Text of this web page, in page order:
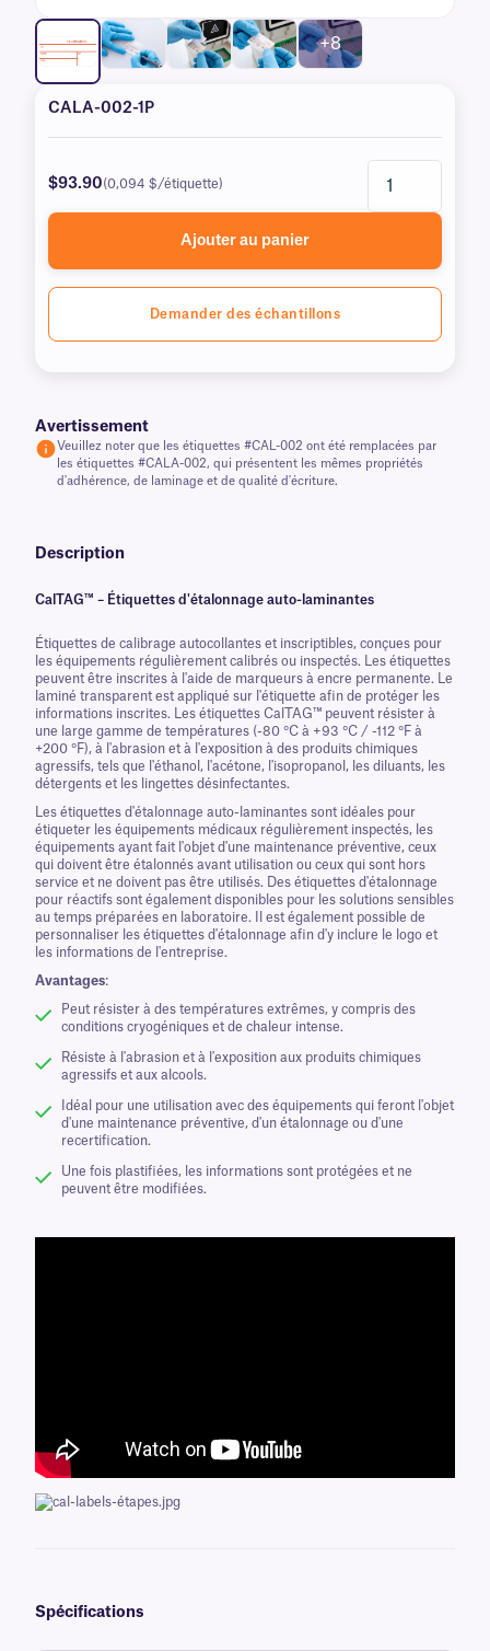
+8
CALA-002-1P
$93.90(0,094 $/étiquette)
Ajouter au panier
Demander des échantillons
Avertissement
Veuillez noter que les étiquettes #CAL-002 ont été remplacées par
les étiquettes #CALA-002, qui présentent les mêmes propriétés
d'adhérence, de laminage et de qualité d'écriture.
Description
CalTAG™ – Étiquettes d'étalonnage auto-laminantes
Étiquettes de calibrage autocollantes et inscriptibles, conçues pour
les équipements régulièrement calibrés ou inspectés. Les étiquettes
peuvent être inscrites à l'aide de marqueurs à encre permanente. Le
laminé transparent est appliqué sur l'étiquette afin de protéger les
informations inscrites. Les étiquettes CalTAG™ peuvent résister à
une large gamme de températures (-80 °C à +93 °C / -112 °F à
+200 °F), à l'abrasion et à l'exposition à des produits chimiques
agressifs, tels que l'éthanol, l'acétone, l'isopropanol, les diluants, les
détergents et les lingettes désinfectantes.
Les étiquettes d'étalonnage auto-laminantes sont idéales pour
étiqueter les équipements médicaux régulièrement inspectés, les
équipements ayant fait l'objet d'une maintenance préventive, ceux
qui doivent être étalonnés avant utilisation ou ceux qui sont hors
service et ne doivent pas être utilisés. Des étiquettes d'étalonnage
pour réactifs sont également disponibles pour les solutions sensibles
au temps préparées en laboratoire. Il est également possible de
personnaliser les étiquettes d'étalonnage afin d'y inclure le logo et
les informations de l'entreprise.
Avantages:
Peut résister à des températures extrêmes, y compris des
conditions cryogéniques et de chaleur intense.
Résiste à l'abrasion et à l'exposition aux produits chimiques
agressifs et aux alcools.
Idéal pour une utilisation avec des équipements qui feront l'objet
d'une maintenance préventive, d'un étalonnage ou d'une
recertification.
Une fois plastifiées, les informations sont protégées et ne
peuvent être modifiées.
Spécifications